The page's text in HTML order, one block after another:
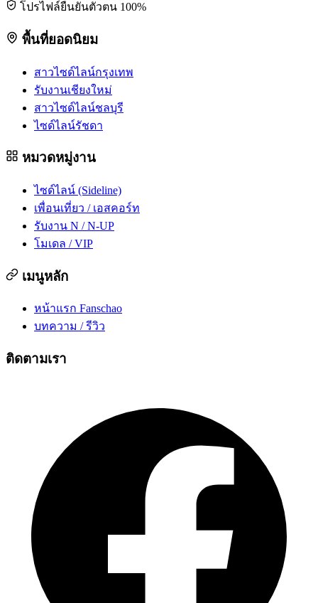
โปรไฟล์ยืนยันตัวตน 100%
พื้นที่ยอดนิยม
สาวไซด์ไลน์กรุงเทพ
รับงานเชียงใหม่
สาวไซด์ไลน์ชลบุรี
ไซด์ไลน์รัชดา
หมวดหมู่งาน
ไซด์ไลน์ (Sideline)
เพื่อนเที่ยว / เอสคอร์ท
รับงาน N / N-UP
โมเดล / VIP
เมนูหลัก
หน้าแรก Fanschao
บทความ / รีวิว
ติดตามเรา